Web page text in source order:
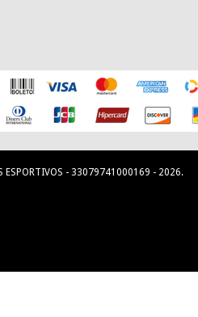
ESPORTIVOS - 33079741000169 - 2026.